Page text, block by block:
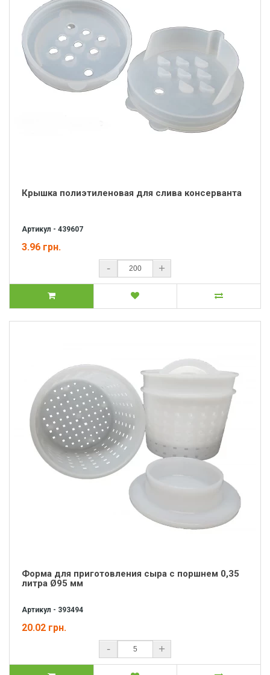
Крышка полиэтиленовая для слива консерванта
Артикул - 439607
3.96 грн.
- +
Форма для приготовления сыра с поршнем 0,35
литра Ø95 мм
Артикул - 393494
20.02 грн.
- +